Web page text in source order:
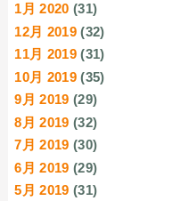
1月 2020 (31)
12月 2019 (32)
11月 2019 (31)
10月 2019 (35)
9月 2019 (29)
8月 2019 (32)
7月 2019 (30)
6月 2019 (29)
5月 2019 (31)